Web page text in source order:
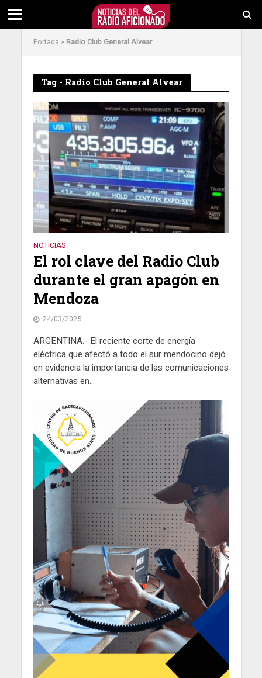
Portada » Radio Club General Alvear
Tag - Radio Club General Alvear
NOTICIAS
El rol clave del Radio Club
durante el gran apagón en
Mendoza
24/03/2025
ARGENTINA.- El reciente corte de energía
eléctrica que afectó a todo el sur mendocino dejó
en evidencia la importancia de las comunicaciones
alternativas en...